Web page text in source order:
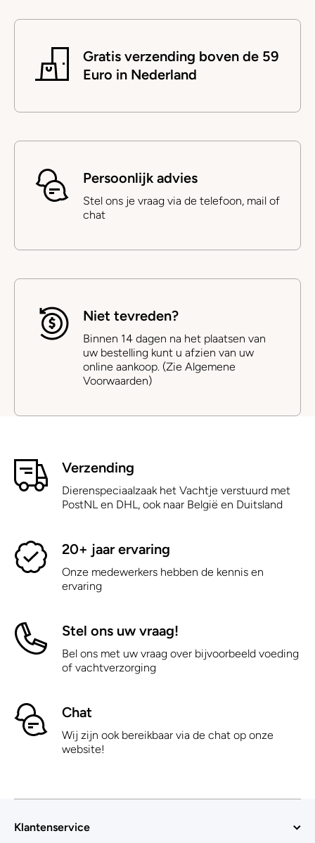
Gratis verzending boven de 59
Euro in Nederland
Persoonlijk advies
Stel ons je vraag via de telefoon, mail of
chat
Niet tevreden?
Binnen 14 dagen na het plaatsen van
uw bestelling kunt u afzien van uw
online aankoop. (Zie Algemene
Voorwaarden)
Verzending
Dierenspeciaalzaak het Vachtje verstuurd met
PostNL en DHL, ook naar België en Duitsland
20+ jaar ervaring
Onze medewerkers hebben de kennis en
ervaring
Stel ons uw vraag!
Bel ons met uw vraag over bijvoorbeeld voeding
of vachtverzorging
Chat
Wij zijn ook bereikbaar via de chat op onze
website!
Klantenservice